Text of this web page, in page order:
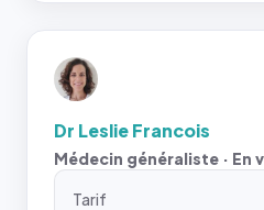
Dr Leslie Francois
Médecin généraliste · En
Tarif